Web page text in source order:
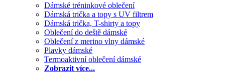
Dámské tréninkové oblečení
Dámská trička a topy s UV filtrem
Dámská trička, T-shirty a topy
Oblečení do deště dámské
Oblečení z merino vlny dámské
Plavky dámské
Termoaktivní oblečení dámské
Zobrazit více...